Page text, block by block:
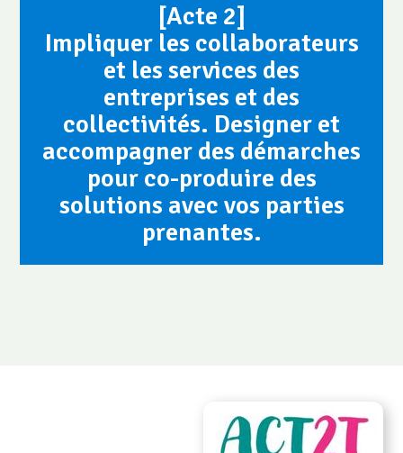
[Acte 2]
Impliquer les collaborateurs
et les services des
entreprises et des
collectivités. Designer et
accompagner des démarches
pour co-produire des
solutions avec vos parties
prenantes.
FACILITATEUR
D'INTELLIGENCE